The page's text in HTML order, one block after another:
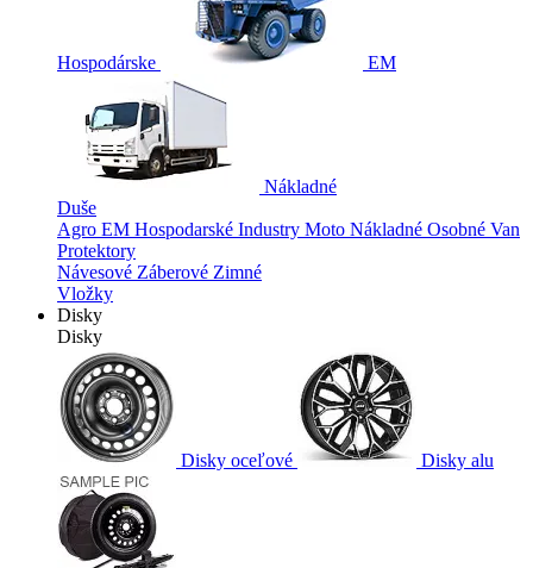
Hospodárske EM
Nákladné
Duše
Agro EM Hospodarské Industry Moto Nákladné Osobné Van
Protektory
Návesové Záberové Zimné
Vložky
Disky
Disky
Disky oceľové Disky alu